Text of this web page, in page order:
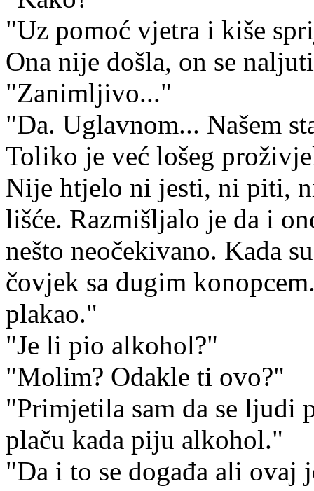
"Uz pomoć vjetra i kiše
Ona nije došla, on se
"Zanimljivo..."
"Da. Uglavnom... Našem
Toliko je već lošeg
Nije htjelo ni jesti, ni piti,
lišće. Razmišljalo je da i
nešto neočekivano. Kada
čovjek sa dugim
plakao."
"Je li pio alkohol?"
"Molim? Odakle ti ovo?"
"Primjetila sam da se ljudi
plaču kada piju alkohol."
"Da i to se događa ali ovaj